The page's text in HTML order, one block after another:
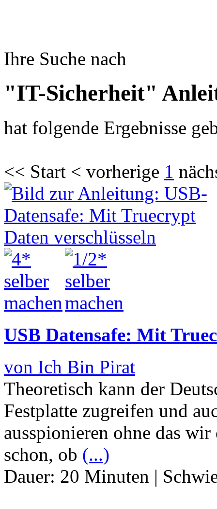
Ihre Suche nach
"IT-Sicherheit"
hat folgende Ergebnisse
<< Start < vorherige 1
USB Datensafe: Mit
von Ich Bin Pirat
Theoretisch kann der
Festplatte zugreifen und
ausspionieren ohne das
schon, ob (...)
Dauer: 20 Minuten |